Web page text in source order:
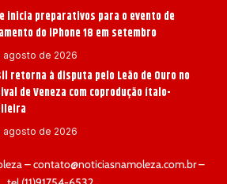
inicia preparativos para o evento de
do iPhone 18 em setembro
agosto de 2026
retorna à disputa pelo Leão de Ouro no
de Veneza com coprodução ítalo-
agosto de 2026
–contato@noticiasnamoleza.com.br–